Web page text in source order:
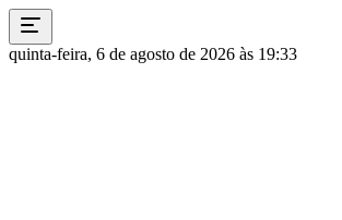
quinta-feira, 6 de agosto de 2026 às 19:33